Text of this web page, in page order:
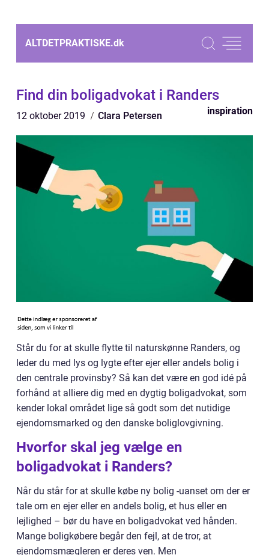
ALTDETPRAKTISKE.dk
Find din boligadvokat i Randers
12 oktober 2019 Clara Petersen inspiration
Står du for at skulle flytte til naturskønne Randers, og
leder du med lys og lygte efter ejer eller andels bolig i
den centrale provinsby? Så kan det være en god idé på
forhånd at alliere dig med en dygtig boligadvokat, som
kender lokal området lige så godt som det nutidige
ejendomsmarked og den danske boliglovgivning.
Hvorfor skal jeg vælge en
boligadvokat i Randers?
Når du står for at skulle købe ny bolig -uanset om der er
tale om en ejer eller en andels bolig, et hus eller en
lejlighed – bør du have en boligadvokat ved hånden.
Mange boligkøbere begår den fejl, at de tror, at
ejendomsmægleren er deres ven. Men